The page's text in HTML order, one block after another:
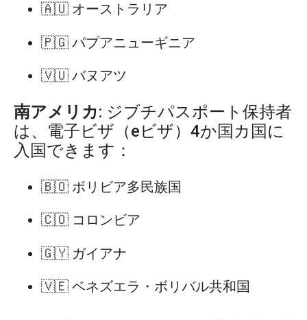
🇦🇺 オーストラリア
🇵🇬 パプアニューギニア
🇻🇺 バヌアツ
南アメリカ: ジブチパスポート保持者
は、電子ビザ（eビザ）4か国カ国に
入国できます：
🇧🇴 ボリビア多民族国
🇨🇴 コロンビア
🇬🇾 ガイアナ
🇻🇪 ベネズエラ・ボリバル共和国